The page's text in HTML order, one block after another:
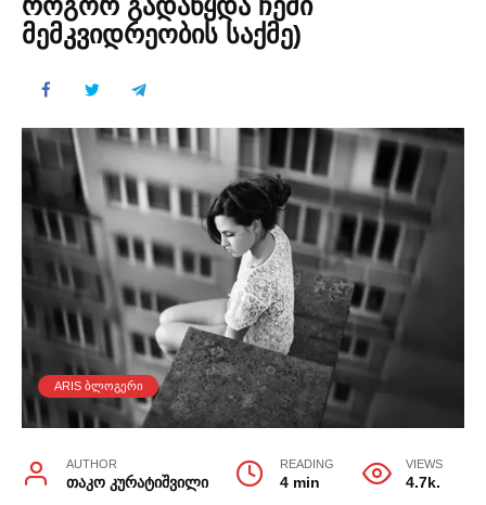
მემკვიდრეობის საქმე)
ARIS ᲑᲚᲝᲒᲔᲠᲘ
AUTHOR
თაკო კურატიშვილი
READING
4 min
VIEWS
4.7k.